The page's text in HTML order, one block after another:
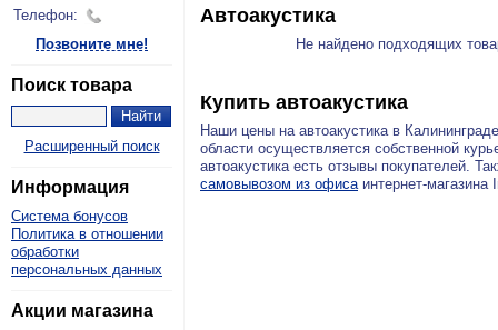
Телефон:
Позвоните мне!
Поиск товара
Расширенный поиск
Информация
Система бонусов
Политика в отношении
обработки
персональных данных
Акции магазина
Автоакустика
Не найдено подходящих
Купить автоакустика
Наши цены на автоакустика в
области осуществляется собственной
автоакустика есть отзывы покупателей.
самовывозом из офисаинтернет-магазина